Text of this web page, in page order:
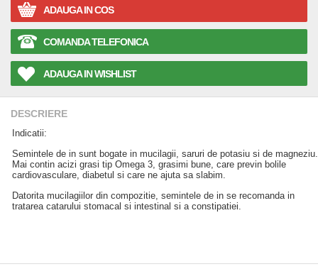
ADAUGA IN COS
COMANDA TELEFONICA
ADAUGA IN WISHLIST
DESCRIERE
Indicatii:
Semintele de in sunt bogate in mucilagii, saruri de potasiu si de magneziu.
Mai contin acizi grasi tip Omega 3, grasimi bune, care previn bolile
cardiovasculare, diabetul si care ne ajuta sa slabim.
Datorita mucilagiilor din compozitie, semintele de in se recomanda in
tratarea catarului stomacal si intestinal si a constipatiei.